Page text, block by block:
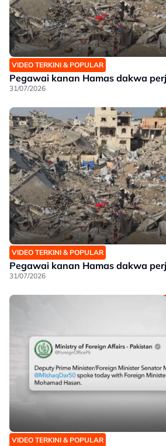
VIDEO TERKINI & POPULAR
Pegawai kanan Hamas dakwa
31/07/2026
VIDEO TERKINI & POPULAR
Pegawai kanan Hamas dakwa
31/07/2026
VIDEO TERKINI & POPULAR